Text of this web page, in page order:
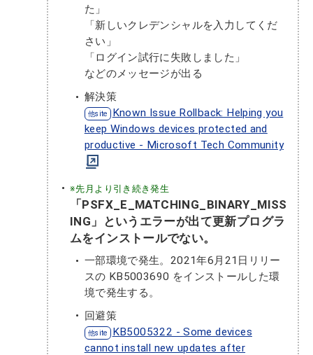
た」
「新しいクレデンシャルを入力してくだ
さい」
「ログイン試行に失敗しました」
などのメッセージが出る
解決策
Known Issue Rollback: Helping you
keep Windows devices protected and
productive - Microsoft Tech Community
※先月より引き続き発生
「PSFX_E_MATCHING_BINARY_MISS
ING」というエラーが出て更新プログラ
ムをインストールでない。
一部環境で発生。2021年6月21日リリー
スの KB5003690 をインストールした環
境で発生する。
回避策
KB5005322 - Some devices
cannot install new updates after